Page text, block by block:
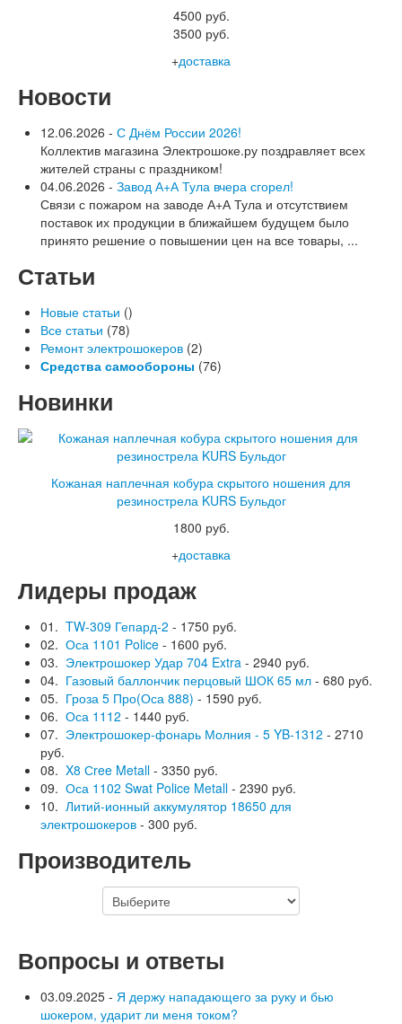
4500 руб.
3500 руб.
+доставка
Новости
12.06.2026 - С Днём России 2026!
Коллектив магазина Электрошоке.ру поздравляет всех
жителей страны с праздником!
04.06.2026 - Завод А+А Тула вчера сгорел!
Связи с пожаром на заводе А+А Тула и отсутствием
поставок их продукции в ближайшем будущем было
принято решение о повышении цен на все товары, ...
Статьи
Новые статьи ()
Все статьи (78)
Ремонт электрошокеров (2)
Средства самообороны (76)
Новинки
Кожаная наплечная кобура скрытого ношения для
резинострела KURS Бульдог
1800 руб.
+доставка
Лидеры продаж
01. TW-309 Гепард-2 - 1750 руб.
02. Оса 1101 Police - 1600 руб.
03. Электрошокер Удар 704 Extra - 2940 руб.
04. Газовый баллончик перцовый ШОК 65 мл - 680 руб.
05. Гроза 5 Про(Оса 888) - 1590 руб.
06. Оса 1112 - 1440 руб.
07. Электрошокер-фонарь Молния - 5 YB-1312 - 2710
руб.
08. X8 Сree Metall - 3350 руб.
09. Оса 1102 Swat Police Metall - 2390 руб.
10. Литий-ионный аккумулятор 18650 для
электрошокеров - 300 руб.
Производитель
Вопросы и ответы
03.09.2025 - Я держу нападающего за руку и бью
шокером, ударит ли меня током?